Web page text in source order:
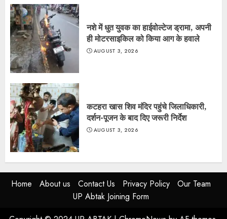
नशे में धुत युवक का हाईवोल्टेज ड्रामा, अपनी
ही मोटरसाइकिल को किया आग के हवाले
AUGUST 3, 2026
कटहरा खास शिव मंदिर पहुंचे जिलाधिकारी,
दर्शन-पूजन के बाद दिए जरूरी निर्देश
AUGUST 3, 2026
Home About us Contact Us Privacy Policy
Our Team
UP Abtak Joining Form